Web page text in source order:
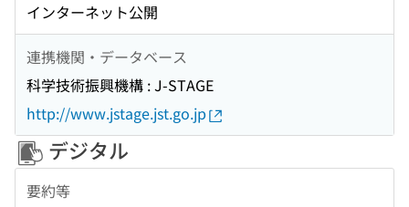
インターネット公開
連携機関・データベース
科学技術振興機構 : J-STAGE
http://www.jstage.jst.go.jp
デジタル
要約等